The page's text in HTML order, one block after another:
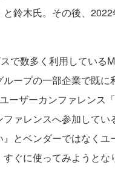
鈴木氏。その後、
で数多く利用している
ープの一部企業で既
ーザーカンファレンス
ァレンスへ参加して
とベンダーではなく
ぐに使ってみようとな